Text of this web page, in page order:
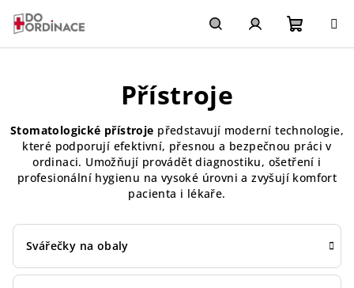
obsah
HledatPřihlášení
Přístroje
Stomatologické přístroje představují moderní technologie,
které podporují efektivní, přesnou a bezpečnou práci v
ordinaci. Umožňují provádět diagnostiku, ošetření i
profesionální hygienu na vysoké úrovni a zvyšují komfort
pacienta i lékaře.
Svářečky na obaly